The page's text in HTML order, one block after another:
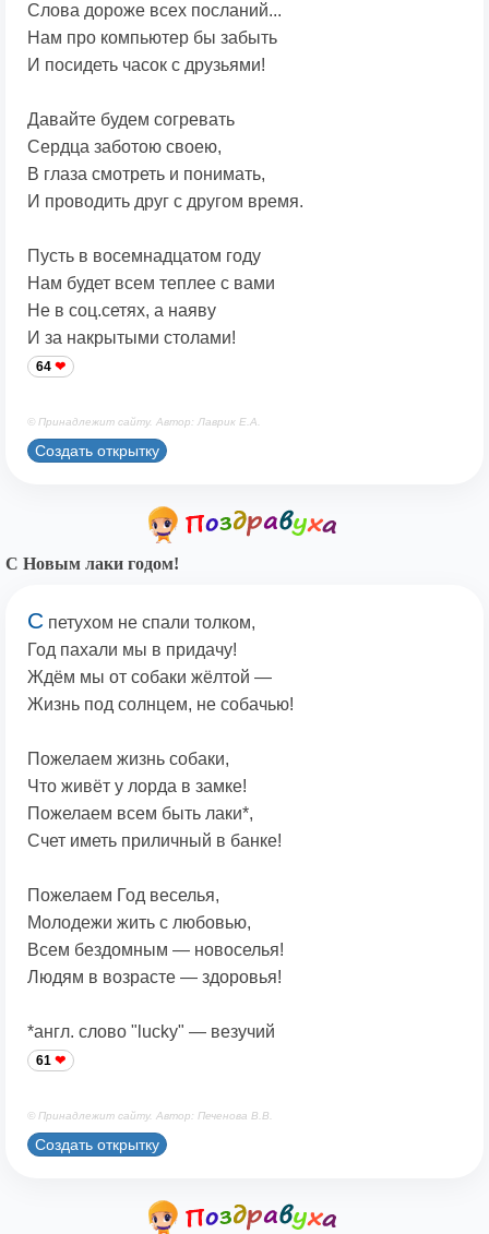
Слова дороже всех посланий...
Нам про компьютер бы забыть
И посидеть часок с друзьями!
Давайте будем согревать
Сердца заботою своею,
В глаза смотреть и понимать,
И проводить друг с другом время.
Пусть в восемнадцатом году
Нам будет всем теплее с вами
Не в соц.сетях, а наяву
И за накрытыми столами!
64
© Принадлежит сайту. Автор: Лаврик Е.А.
Создать открытку
С Новым лаки годом!
С петухом не спали толком,
Год пахали мы в придачу!
Ждём мы от собаки жёлтой —
Жизнь под солнцем, не собачью!
Пожелаем жизнь собаки,
Что живёт у лорда в замке!
Пожелаем всем быть лаки*,
Счет иметь приличный в банке!
Пожелаем Год веселья,
Молодежи жить с любовью,
Всем бездомным — новоселья!
Людям в возрасте — здоровья!
*англ. слово "lucky" — везучий
61
© Принадлежит сайту. Автор: Печенова В.В.
Создать открытку